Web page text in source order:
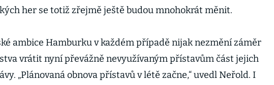
her se totiž zřejmě ještě budou mnohokrát měnit.
ambice Hamburku v každém případě nijak nezmění záměr
vrátit nyní převážně nevyužívaným přístavům část jejich
„Plánovaná obnova přístavů v létě začne,“ uvedl Neřold. I